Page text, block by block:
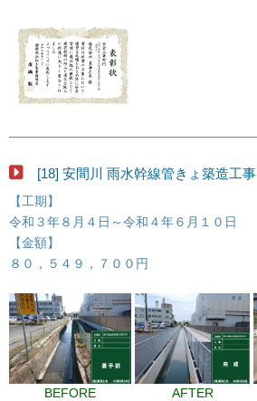
[18] 安間川 雨水幹線管きょ築造工事
【工期】
令和３年８月４日～令和４年６月１０日
【金額】
８０，５４９，７００円
BEFORE AFTER